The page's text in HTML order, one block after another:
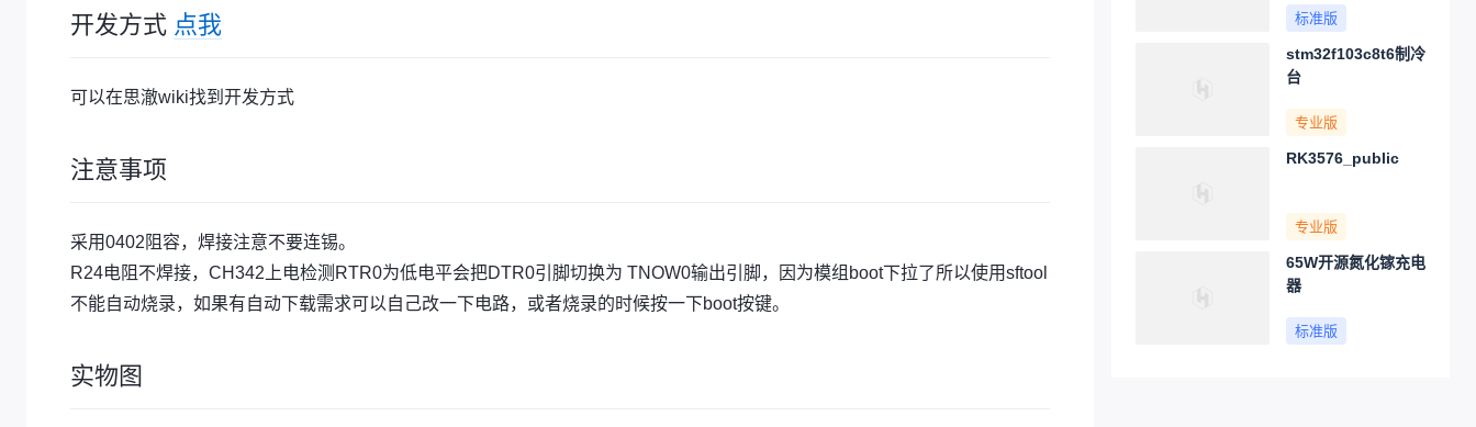
开发方式 点我
可以在思澈wiki找到开发方式
注意事项
采用0402阻容，焊接注意不要连锡。
R24电阻不焊接，CH342上电检测RTR0为低电平会把DTR0引脚切换为 TNOW0输出引脚，因为模组boot下拉了所以使用sftool
不能自动烧录，如果有自动下载需求可以自己改一下电路，或者烧录的时候按一下boot按键。
实物图
标准版
stm32f103c8t6制冷
台
专业版
RK3576_public
专业版
65W开源氮化镓充电
器
标准版